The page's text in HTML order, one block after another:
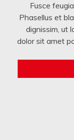
Fusce
Phasellus et
dignissim, ut
dolor sit amet